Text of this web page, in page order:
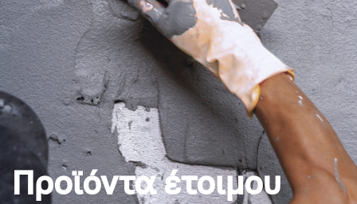
Προϊόντα έτοιμου